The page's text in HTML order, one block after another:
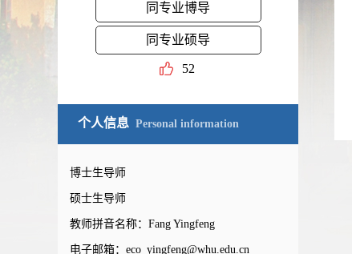
同专业博导
同专业硕导
52
个人信息 Personal information
博士生导师
硕士生导师
教师拼音名称：Fang Yingfeng
电子邮箱： eco_yingfeng@whu.edu.cn